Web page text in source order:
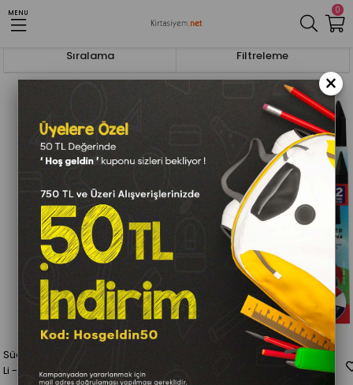
0
MENUAnasayfa
Filtreleme
Sıralama
Südor Çevirmeli Mum Boya Set 12
Li --Yb08
Fatih Mum Boya 12 Renk Kısa
×